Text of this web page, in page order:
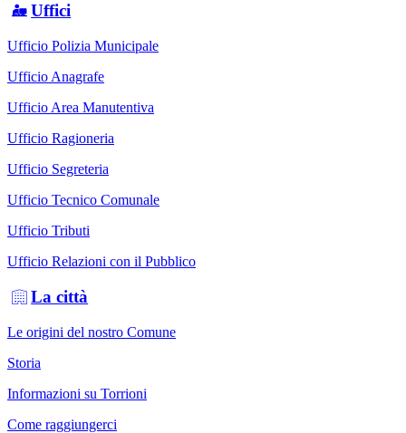
Uffici
Ufficio Polizia Municipale
Ufficio Anagrafe
Ufficio Area Manutentiva
Ufficio Ragioneria
Ufficio Segreteria
Ufficio Tecnico Comunale
Ufficio Tributi
Ufficio Relazioni con il Pubblico
La città
Le origini del nostro Comune
Storia
Informazioni su Torrioni
Come raggiungerci